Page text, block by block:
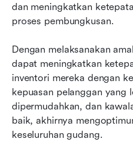
dan meningkatkan
proses pembungkusan.
Dengan melaksanakan
dapat meningkatkan
inventori mereka dengan
kepuasan pelanggan yang
dipermudahkan, dan
baik, akhirnya
keseluruhan gudang.